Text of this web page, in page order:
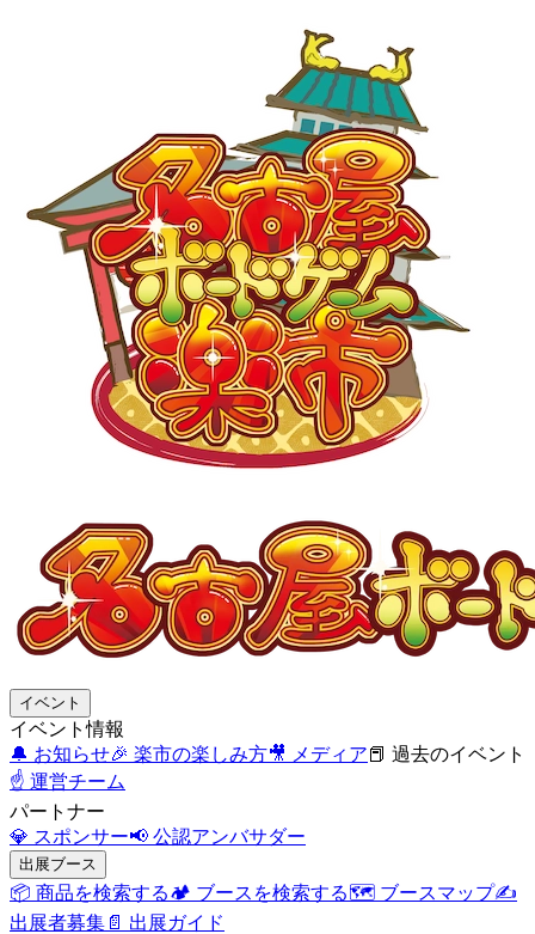
イベント
イベント情報
🔔 お知らせ🎉 楽市の楽しみ方🎥 メディア📕 過去のイベント
☝️ 運営チーム
パートナー
💎 スポンサー📢 公認アンバサダー
出展ブース
📦 商品を検索する🏕️ ブースを検索する🗺️ ブースマップ✍️
出展者募集 📄 出展ガイド